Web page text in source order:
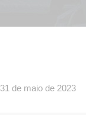
31 de maio de 2023